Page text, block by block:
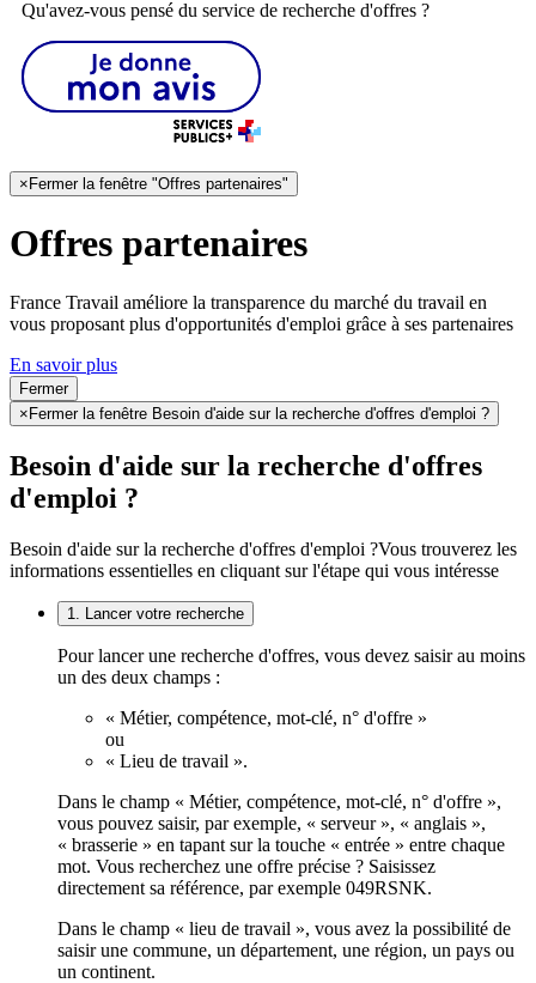
Qu'avez-vous pensé du service de recherche d'offres ?
× Fermer la fenêtre "Offres partenaires"
Offres partenaires
France Travail améliore la transparence du marché du travail en
vous proposant plus d'opportunités d'emploi grâce à ses partenaires
En savoir plus
Fermer
× Fermer la fenêtre Besoin d'aide sur la recherche d'offres d'emploi ?
Besoin d'aide sur la recherche d'offres
d'emploi ?
Besoin d'aide sur la recherche d'offres d'emploi ?Vous trouverez les
informations essentielles en cliquant sur l'étape qui vous intéresse
1. Lancer votre recherche
Pour lancer une recherche d'offres, vous devez saisir au moins
un des deux champs :
« Métier, compétence, mot-clé, n° d'offre »
ou
« Lieu de travail ».
Dans le champ « Métier, compétence, mot-clé, n° d'offre »,
vous pouvez saisir, par exemple, « serveur », « anglais »,
« brasserie » en tapant sur la touche « entrée » entre chaque
mot. Vous recherchez une offre précise ? Saisissez
directement sa référence, par exemple 049RSNK.
Dans le champ « lieu de travail », vous avez la possibilité de
saisir une commune, un département, une région, un pays ou
un continent.